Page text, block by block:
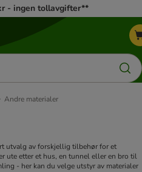
- ingen tollavgifter**
Andre materialer
utvalg av forskjellig tilbehør for et
ute etter et hus, en tunnel eller en bro til
- her kan du velge utstyr av materialer